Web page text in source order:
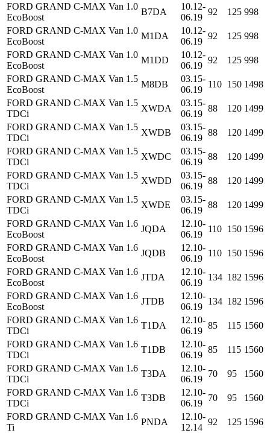
FORD GRAND C-MAX Van 1.0
EcoBoost
B7DA
10.12-
06.19
92 125 998
FORD GRAND C-MAX Van 1.0
EcoBoost
M1DA
10.12-
06.19
92 125 998
FORD GRAND C-MAX Van 1.0
EcoBoost
M1DD
10.12-
06.19
92 125 998
FORD GRAND C-MAX Van 1.5
EcoBoost
M8DB
03.15-
06.19
110 150 1498
FORD GRAND C-MAX Van 1.5
TDCi
XWDA
03.15-
06.19
88 120 1499
FORD GRAND C-MAX Van 1.5
TDCi
XWDB
03.15-
06.19
88 120 1499
FORD GRAND C-MAX Van 1.5
TDCi
XWDC
03.15-
06.19
88 120 1499
FORD GRAND C-MAX Van 1.5
TDCi
XWDD
03.15-
06.19
88 120 1499
FORD GRAND C-MAX Van 1.5
TDCi
XWDE
03.15-
06.19
88 120 1499
FORD GRAND C-MAX Van 1.6
EcoBoost
JQDA
12.10-
06.19
110 150 1596
FORD GRAND C-MAX Van 1.6
EcoBoost
JQDB
12.10-
06.19
110 150 1596
FORD GRAND C-MAX Van 1.6
EcoBoost
JTDA
12.10-
06.19
134 182 1596
FORD GRAND C-MAX Van 1.6
EcoBoost
JTDB
12.10-
06.19
134 182 1596
FORD GRAND C-MAX Van 1.6
TDCi
T1DA
12.10-
06.19
85 115 1560
FORD GRAND C-MAX Van 1.6
TDCi
T1DB
12.10-
06.19
85 115 1560
FORD GRAND C-MAX Van 1.6
TDCi
T3DA
12.10-
06.19
70 95
1560
FORD GRAND C-MAX Van 1.6
TDCi
T3DB
12.10-
06.19
70 95
1560
FORD GRAND C-MAX Van 1.6
Ti
PNDA
12.10-
12.14
92 125 1596